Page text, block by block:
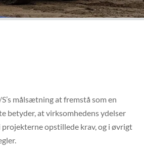
målsætning at fremstå som en
betyder, at virksomhedens ydelser
opstillede krav, og i øvrigt